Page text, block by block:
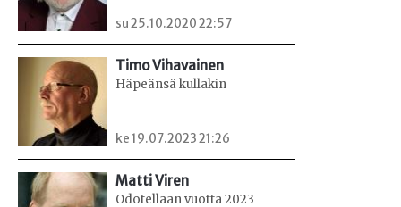
su 25.10.2020 22:57
Timo Vihavainen
Häpeänsä kullakin
ke 19.07.2023 21:26
Matti Viren
Odotellaan vuotta 2023